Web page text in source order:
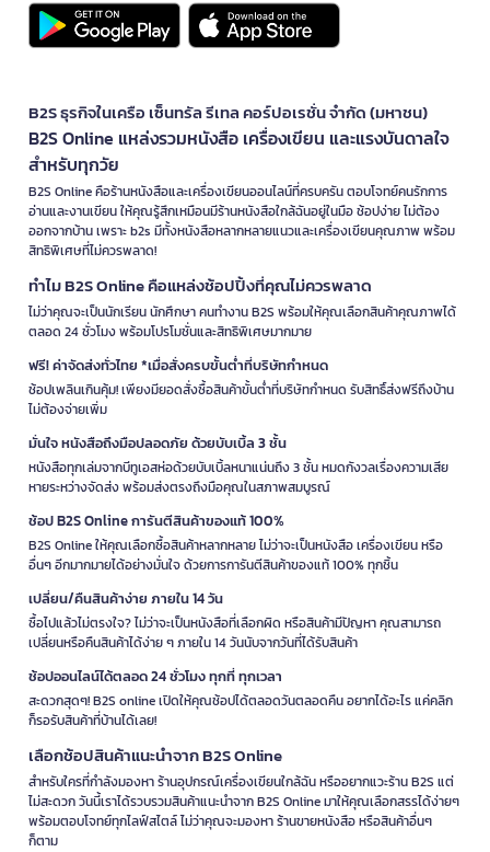
B2S ธุรกิจในเครือ เซ็นทรัล รีเทล คอร์ปอเรชั่น จำกัด (มหาชน)
B2S Online แหล่งรวมหนังสือ เครื่องเขียน และแรงบันดาลใจ
สำหรับทุกวัย
B2S Online คือร้านหนังสือและเครื่องเขียนออนไลน์ที่ครบครัน ตอบโจทย์คนรักการ
อ่านและงานเขียน ให้คุณรู้สึกเหมือนมีร้านหนังสือใกล้ฉันอยู่ในมือ ช้อปง่าย ไม่ต้อง
ออกจากบ้าน เพราะ b2s มีทั้งหนังสือหลากหลายแนวและเครื่องเขียนคุณภาพ พร้อม
สิทธิพิเศษที่ไม่ควรพลาด!
ทำไม B2S Online คือแหล่งช้อปปิ้งที่คุณไม่ควรพลาด
ไม่ว่าคุณจะเป็นนักเรียน นักศึกษา คนทำงาน B2S พร้อมให้คุณเลือกสินค้าคุณภาพได้
ตลอด 24 ชั่วโมง พร้อมโปรโมชั่นและสิทธิพิเศษมากมาย
ฟรี! ค่าจัดส่งทั่วไทย *เมื่อสั่งครบขั้นต่ำที่บริษัทกำหนด
ช้อปเพลินเกินคุ้ม! เพียงมียอดสั่งซื้อสินค้าขั้นต่ำที่บริษัทกำหนด รับสิทธิ์ส่งฟรีถึงบ้าน
ไม่ต้องจ่ายเพิ่ม
มั่นใจ หนังสือถึงมือปลอดภัย ด้วยบับเบิ้ล 3 ชั้น
หนังสือทุกเล่มจากบีทูเอสห่อด้วยบับเบิ้ลหนาแน่นถึง 3 ชั้น หมดกังวลเรื่องความเสีย
หายระหว่างจัดส่ง พร้อมส่งตรงถึงมือคุณในสภาพสมบูรณ์
ช้อป B2S Online การันตีสินค้าของแท้ 100%
B2S Online ให้คุณเลือกซื้อสินค้าหลากหลาย ไม่ว่าจะเป็นหนังสือ เครื่องเขียน หรือ
อื่นๆ อีกมากมายได้อย่างมั่นใจ ด้วยการการันตีสินค้าของแท้ 100% ทุกชิ้น
เปลี่ยน/คืนสินค้าง่าย ภายใน 14 วัน
ซื้อไปแล้วไม่ตรงใจ? ไม่ว่าจะเป็นหนังสือที่เลือกผิด หรือสินค้ามีปัญหา คุณสามารถ
เปลี่ยนหรือคืนสินค้าได้ง่าย ๆ ภายใน 14 วันนับจากวันที่ได้รับสินค้า
ช้อปออนไลน์ได้ตลอด 24 ชั่วโมง ทุกที่ ทุกเวลา
สะดวกสุดๆ! B2S online เปิดให้คุณช้อปได้ตลอดวันตลอดคืน อยากได้อะไร แค่คลิก
ก็รอรับสินค้าที่บ้านได้เลย!
เลือกช้อปสินค้าแนะนำจาก B2S Online
สำหรับใครที่กำลังมองหา ร้านอุปกรณ์เครื่องเขียนใกล้ฉัน หรืออยากแวะร้าน B2S แต่
ไม่สะดวก วันนี้เราได้รวบรวมสินค้าแนะนำจาก B2S Online มาให้คุณเลือกสรรได้ง่ายๆ
พร้อมตอบโจทย์ทุกไลฟ์สไตล์ ไม่ว่าคุณจะมองหา ร้านขายหนังสือ หรือสินค้าอื่นๆ
ก็ตาม